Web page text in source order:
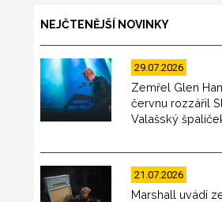
NEJČTENĚJŠÍ NOVINKY
29.07.2026
Zemřel Glen
červnu rozzářil
Valašský
21.07.2026
Marshall uvádí